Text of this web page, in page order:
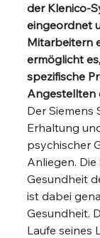
der Klenico-
eingeordnet
Mitarbeitern
ermöglicht
spezifische
Angestellten
Der Siemens
Erhaltung
psychischer
Anliegen.
Gesundheit
ist dabei
Gesundheit.
Laufe seines